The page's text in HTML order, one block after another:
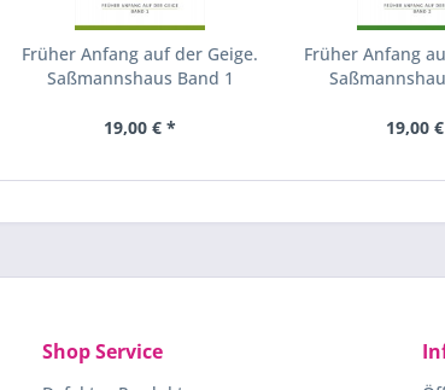
Früher Anfang auf der Geige.
Saßmannshaus Band 1
19,00 € *
Früher Anfang
19,00
Shop Service